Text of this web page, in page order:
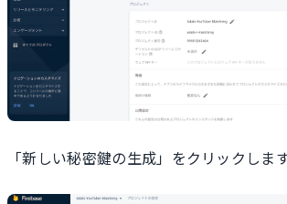
「新しい秘密鍵の生成」をクリックします